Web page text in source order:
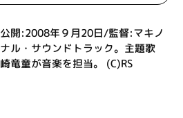
開:2008年９月20日/監督:マキノ
ル・サウンドトラック。主題歌
竜童が音楽を担当。 (C)RS